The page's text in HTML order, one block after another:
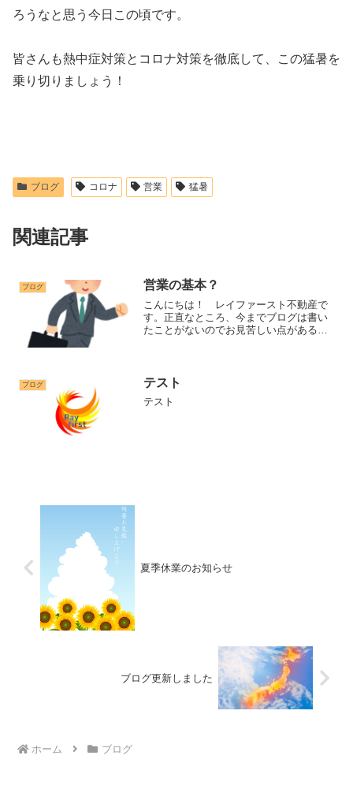
ろうなと思う今日この頃です。
皆さんも熱中症対策とコロナ対策を徹底して、この猛暑を
乗り切りましょう！
ブログ コロナ 営業 猛暑
関連記事
ブログ 営業の基本？
こんにちは！ レイファースト不動産で
す。正直なところ、今までブログは書い
たことがないのでお見苦しい点があるか
変さはよくわかっているの...
ブログ テスト
テスト
夏季休業のお知らせ
ブログ更新しました
ホーム ブログ